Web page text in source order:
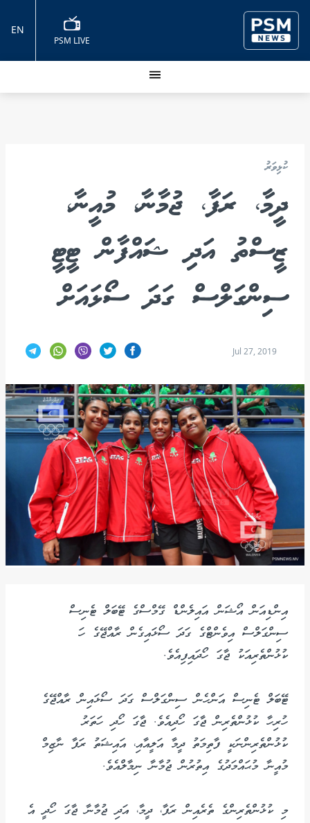
PSM LIVE
EN
ކުޅިވަރު
ދީމާ، ރަފާ، ޖުމާނާ، މުއީނާ،
ޒީސްތު އަދި ޝައްފާން ޓީޓީ
ސިންގަލްސް ގަދަ ސޯޅައަށް
Jul 27, 2019
އިންޑިއަން އޯޝަން އައިލެންޑް ގޭމްސްގެ ޓޭބަލް ޓެނިސް
ސިންގަލްސް އިވެންޓްގެ ގަދަ ސޯޅައިގެން ރާއްޖޭގެ ހަ
ކުޅުންތެރިއަކު ޖާގަ ހޯދައިފިއެވެ.
ޓޭބަލް ޓެނިސް އަންހެން ސިންގަލްސް ގަދަ ސޯޅައިން ރާއްޖޭގެ
ހުރިހާ ކުޅުންތެރިން ޖާގަ ހޯދިއެވެ. ޖާގަ ހޯދި ހަތަރު
ކުޅުންތެރިންނަކީ ފާތިމަތު ދީމާ އަލީއާއި، އައިޝަތު ރަފާ ނާޒިމް
މުއީނާ މުޙައްމަދުގެ އިތުރުން ޖުމާނާ ނިމާލްއެވެ.
މި ކުޅުންތެރިންގެ ތެރެއިން ރަފާ، ދީމާ، އަދި ޖުމާނާ ޖާގަ ހޯދީ އެ